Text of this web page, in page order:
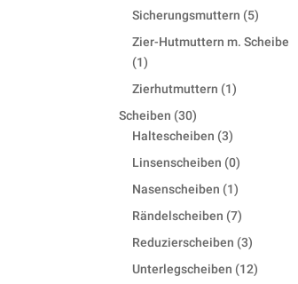
product
Sicherungsmuttern 55
products
Zier-Hutmuttern m. Scheibe
11
product
Zierhutmuttern 11
Scheiben 3030
products
Haltescheiben 33
products
Linsenscheiben 00
products
Nasenscheiben 11
product
Rändelscheiben 77
products
Reduzierscheiben 33
products
Unterlegscheiben 1212